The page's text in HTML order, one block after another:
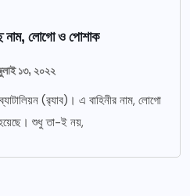
নাম, লোগো ও পোশাক
১৩, ২০২২
(র‌্যাব)। এ বাহিনীর নাম, লোগো
হয়েছে। শুধু তা-ই নয়,